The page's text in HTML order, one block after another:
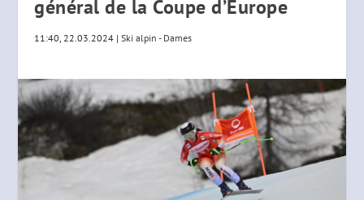
général de la Coupe d’Europe
11:40, 22.03.2024 |Ski alpin - Dames